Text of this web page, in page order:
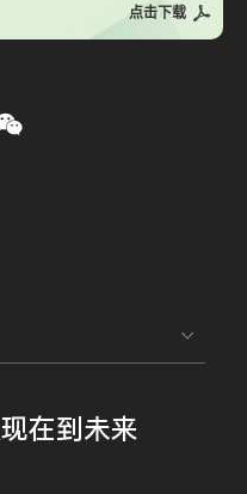
点击下载
在到未来